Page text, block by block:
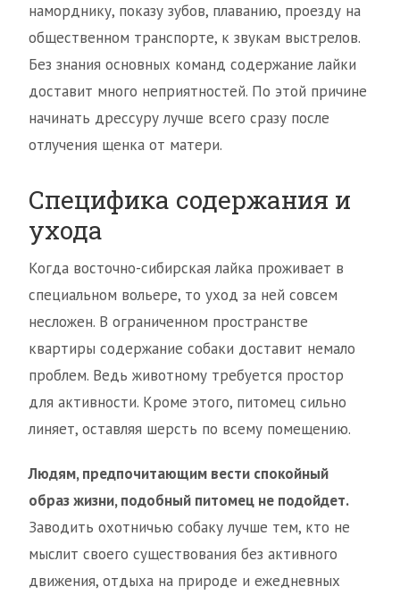
наморднику, показу зубов, плаванию, проезду на
общественном транспорте, к звукам выстрелов.
Без знания основных команд содержание лайки
доставит много неприятностей. По этой причине
начинать дрессуру лучше всего сразу после
отлучения щенка от матери.
Специфика содержания и
ухода
Когда восточно-сибирская лайка проживает в
специальном вольере, то уход за ней совсем
несложен. В ограниченном пространстве
квартиры содержание собаки доставит немало
проблем. Ведь животному требуется простор
для активности. Кроме этого, питомец сильно
линяет, оставляя шерсть по всему помещению.
Людям, предпочитающим вести спокойный
образ жизни, подобный питомец не подойдет.
Заводить охотничью собаку лучше тем, кто не
мыслит своего существования без активного
движения, отдыха на природе и ежедневных